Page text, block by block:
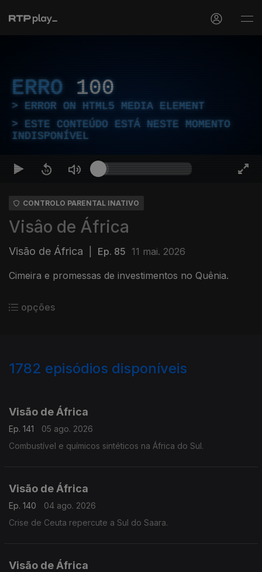
ERRO 100
ERROR ON HTML5 MEDIA ELEMENT
ESTE CONTEÚDO ESTÁ NESTE MOMENTO
INDISPONÍVEL
CONTROLO PARENTAL INATIVO
Visâo de África
Visão de África Ep. 85 11 mai. 2026
Cimeira e promessas de investimentos no Quênia.
opções
1782 episódios disponíveis
Visão de África
Ep. 141
05 ago. 2026
Combustível e químicos sintéticos na África do Sul.
Visão de África
Ep. 140
04 ago. 2026
Crise de Ceuta repercute a Sul do Saara.
Visão de África